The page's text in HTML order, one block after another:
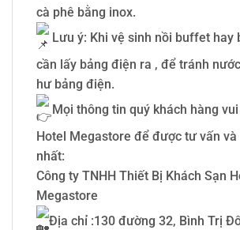
cà phê bằng inox.
Lưu ý: Khi vệ sinh nồi buffet hay
cần lấy bảng điện ra , để tránh
hư bảng điện.
Mọi thông tin quý khách hàng
Hotel Megastore để được tư vấn
nhất:
Công ty TNHH Thiết Bị Khách Sạn
Megastore
Địa chỉ :130 đường 32, Bình Trị